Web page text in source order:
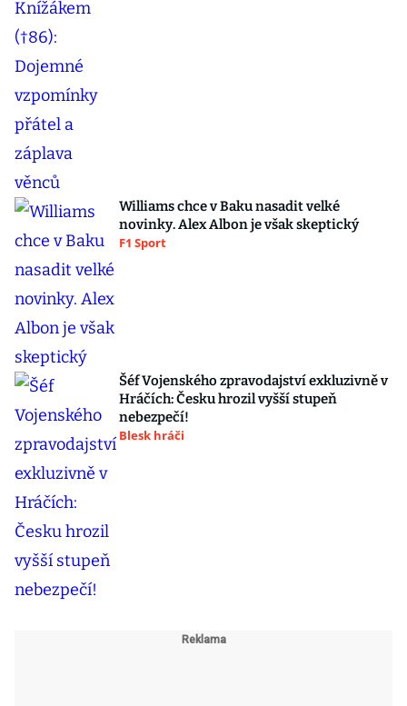
Williams chce v Baku nasadit velké
novinky. Alex Albon je však skeptický
F1 Sport
Šéf Vojenského zpravodajství exkluzivně v
Hráčích: Česku hrozil vyšší stupeň
nebezpečí!
Blesk hráči